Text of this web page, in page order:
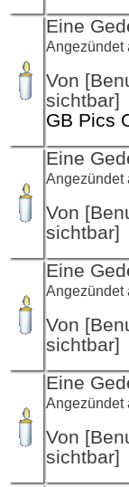
Eine
Angezündet
Von
sichtbar]
GB Pics
Eine
Angezündet
Von
sichtbar]
Eine
Angezündet
Von
sichtbar]
Eine
Angezündet
Von
sichtbar]